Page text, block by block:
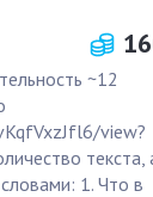
~12
view?
текста,
1. Что в